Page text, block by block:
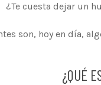
¿Te cuesta dejar un
son, hoy en día,
¿QUÉ